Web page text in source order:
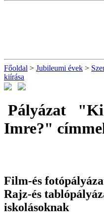
Főoldal > Jubileumi évek >
kiírása
Pályázat "Ki
Imre?"
Film-és
Rajz-és
iskolásoknak